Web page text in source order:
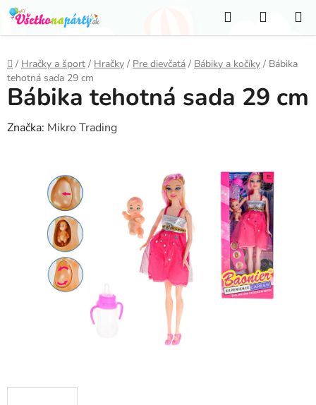
Prejsť
na
obsah
Hľadať
KOŠÍK
Domov
/ Hračky a šport / Hračky / Pre dievčatá / Bábiky a kočíky / Bábika
tehotná sada 29 cm
Bábika tehotná sada 29 cm
Značka: Mikro Trading